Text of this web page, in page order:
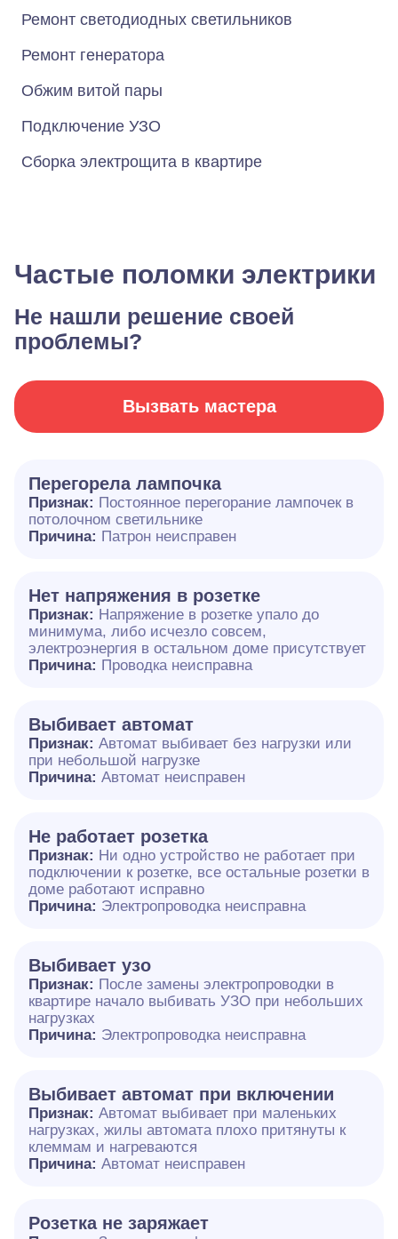
Ремонт светодиодных светильников
Ремонт генератора
Обжим витой пары
Подключение УЗО
Сборка электрощита в квартире
Частые поломки электрики
Не нашли решение своей
проблемы?
Вызвать мастера
Перегорела лампочка
Признак: Постоянное перегорание лампочек в
потолочном светильнике
Причина: Патрон неисправен
Нет напряжения в розетке
Признак: Напряжение в розетке упало до
минимума, либо исчезло совсем,
электроэнергия в остальном доме присутствует
Причина: Проводка неисправна
Выбивает автомат
Признак: Автомат выбивает без нагрузки или
при небольшой нагрузке
Причина: Автомат неисправен
Не работает розетка
Признак: Ни одно устройство не работает при
подключении к розетке, все остальные розетки в
доме работают исправно
Причина: Электропроводка неисправна
Выбивает узо
Признак: После замены электропроводки в
квартире начало выбивать УЗО при небольших
нагрузках
Причина: Электропроводка неисправна
Выбивает автомат при включении
Признак: Автомат выбивает при маленьких
нагрузках, жилы автомата плохо притянуты к
клеммам и нагреваются
Причина: Автомат неисправен
Розетка не заряжает